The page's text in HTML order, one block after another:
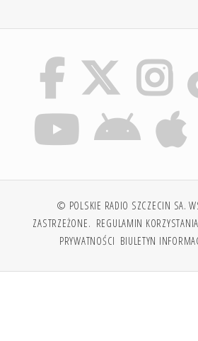
© POLSKIE RADIO SZCZECIN SA.
ZASTRZEŻONE. REGULAMIN
PRYWATNOŚCI BIULETYN